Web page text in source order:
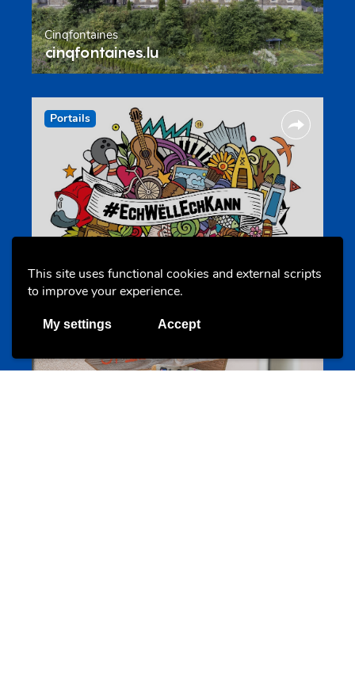
This site uses functional cookies and external scripts
to improve your experience.
My settings Accept
Cinqfontaines
cinqfontaines.lu
Portails
echwellechkann.lu
Offres & Initiatives